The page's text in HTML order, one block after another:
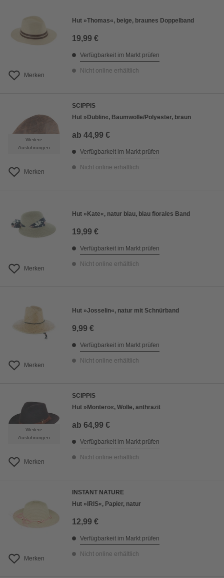
Merken
Hut »Thomas«, beige, braunes Doppelband
19,99 €
Verfügbarkeit im Markt prüfen
Nicht online erhältlich
Weitere
Ausführungen
Merken
SCIPPIS
Hut »Dublin«, Baumwolle/Polyester, braun
ab 44,99 €
Verfügbarkeit im Markt prüfen
Nicht online erhältlich
Merken
Hut »Kate«, natur blau, blau florales Band
19,99 €
Verfügbarkeit im Markt prüfen
Nicht online erhältlich
Merken
Hut »Josselin«, natur mit Schnürband
9,99 €
Verfügbarkeit im Markt prüfen
Nicht online erhältlich
Weitere
Ausführungen
Merken
SCIPPIS
Hut »Montero«, Wolle, anthrazit
ab 64,99 €
Verfügbarkeit im Markt prüfen
Nicht online erhältlich
Merken
INSTANT NATURE
Hut »IRIS«, Papier, natur
12,99 €
Verfügbarkeit im Markt prüfen
Nicht online erhältlich